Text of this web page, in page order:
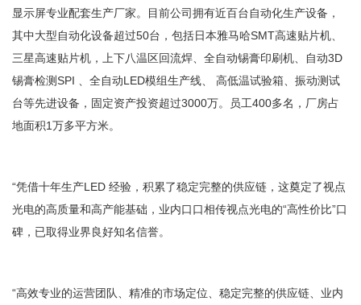
显示屏专业配套生产厂家。目前公司拥有近百台自动化生产设备，
其中大型自动化设备超过50台，包括日本雅马哈SMT高速贴片机、
三星高速贴片机，上下八温区回流焊、全自动锡膏印刷机、自动3D
锡膏检测SPI 、全自动LED模组生产线、 高低温试验箱、振动测试
台等先进设备，固定资产投资超过3000万。员工400多名，厂房占
地面积1万多平方米。
“凭借十年生产LED 经验，积累了稳定完整的供应链，这奠定了视点
光电的高质量和高产能基础，业内口口相传视点光电的“高性价比”口
碑，已取得业界良好知名信誉。
“高效专业的运营团队、精准的市场定位、稳定完整的供应链、业内